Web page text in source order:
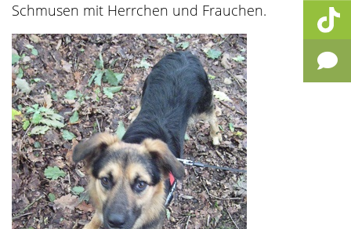
Schmusen mit Herrchen und Frauchen.